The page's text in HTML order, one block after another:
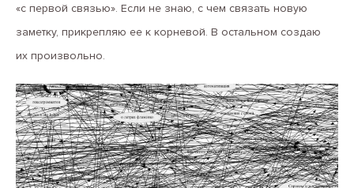
«с первой связью». Если не знаю, с чем связать новую
заметку, прикрепляю ее к корневой. В остальном создаю
их произвольно.